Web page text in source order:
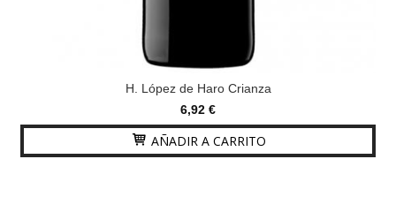
H. López de Haro Crianza
6,92 €
AÑADIR A CARRITO